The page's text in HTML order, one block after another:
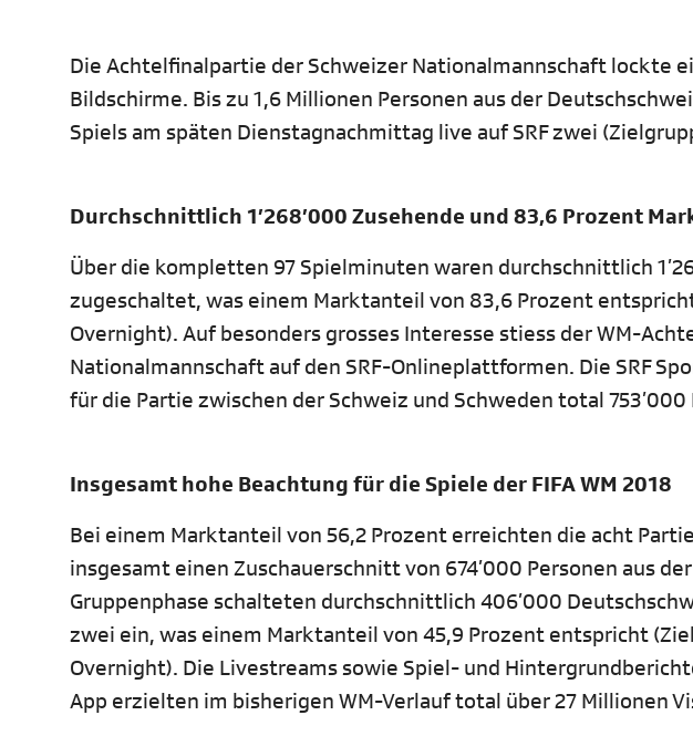
Die Achtelfinalpartie der Schweizer Nationalmannschaft lockte
Bildschirme. Bis zu 1,6 Millionen Personen aus der
Spiels am späten Dienstagnachmittag live auf SRF zwei
Durchschnittlich 1’268’000 Zusehende und 83,6 Prozent
Über die kompletten 97 Spielminuten waren durchschnittlich
zugeschaltet, was einem Marktanteil von 83,6 Prozent
Overnight). Auf besonders grosses Interesse stiess der WM-
Nationalmannschaft auf den SRF-Onlineplattformen. Die SRF
für die Partie zwischen der Schweiz und Schweden total
Insgesamt hohe Beachtung für die Spiele der FIFA WM 2018
Bei einem Marktanteil von 56,2 Prozent erreichten die acht
insgesamt einen Zuschauerschnitt von 674’000 Personen aus
Gruppenphase schalteten durchschnittlich 406’000
zwei ein, was einem Marktanteil von 45,9 Prozent entspricht
Overnight). Die Livestreams sowie Spiel- und
App erzielten im bisherigen WM-Verlauf total über 27 Millionen